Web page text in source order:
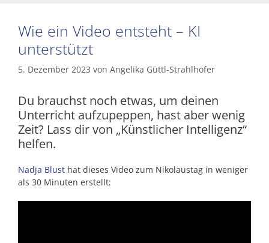
Wie ein Video entsteht – KI
unterstützt
5. Dezember 2023 von Angelika Güttl-Strahlhofer
Du brauchst noch etwas, um deinen
Unterricht aufzupeppen, hast aber wenig
Zeit? Lass dir von „Künstlicher Intelligenz“
helfen.
Nadja Blust hat dieses Video zum Nikolaustag in weniger
als 30 Minuten erstellt: